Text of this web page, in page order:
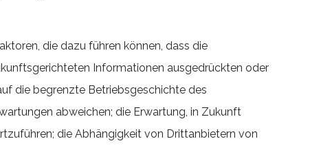
die dazu führen können, dass die
Informationen ausgedrückten oder
die begrenzte Betriebsgeschichte des
abweichen; die Erwartung, in Zukunft
die Abhängigkeit von Drittanbietern von